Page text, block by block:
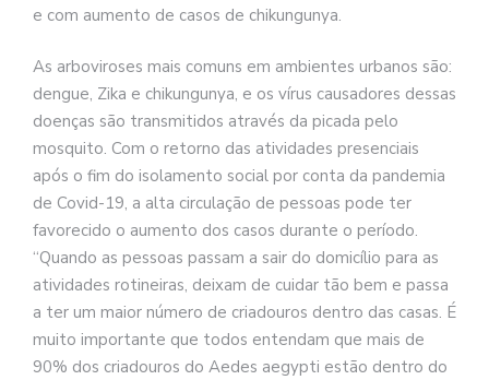
e com aumento de casos de chikungunya.
As arboviroses mais comuns em ambientes urbanos são:
dengue, Zika e chikungunya, e os vírus causadores dessas
doenças são transmitidos através da picada pelo
mosquito. Com o retorno das atividades presenciais
após o fim do isolamento social por conta da pandemia
de Covid-19, a alta circulação de pessoas pode ter
favorecido o aumento dos casos durante o período.
“Quando as pessoas passam a sair do domicílio para as
atividades rotineiras, deixam de cuidar tão bem e passa
a ter um maior número de criadouros dentro das casas. É
muito importante que todos entendam que mais de
90% dos criadouros do Aedes aegypti estão dentro do